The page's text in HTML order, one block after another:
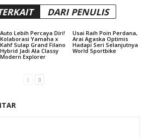
DARI PENULIS
Auto Lebih Percaya Diri!
Kolaborasi Yamaha x
Kahf Sulap Grand Filano
Hybrid Jadi Ala Classy
Modern Explorer
Usai Raih Poin Perdana,
Arai Agaska Optimis
Hadapi Seri Selanjutnya
World Sportbike